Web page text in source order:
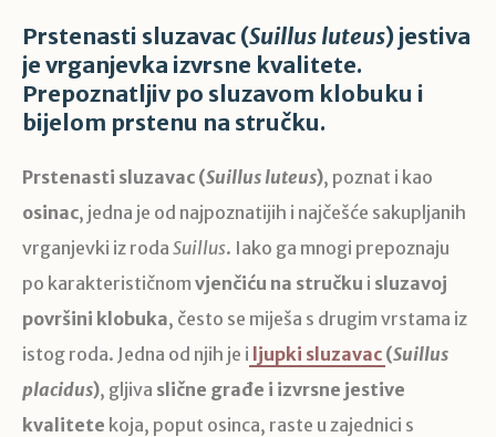
Prstenasti sluzavac (Suillus luteus) jestiva
je vrganjevka izvrsne kvalitete.
Prepoznatljiv po sluzavom klobuku i
bijelom prstenu na stručku.
Prstenasti sluzavac (Suillus luteus), poznat i kao
osinac, jedna je od najpoznatijih i najčešće sakupljanih
vrganjevki iz roda Suillus. Iako ga mnogi prepoznaju
po karakterističnom vjenčiću na stručku i sluzavoj
površini klobuka, često se miješa s drugim vrstama iz
istog roda. Jedna od njih je i ljupki sluzavac (Suillus
placidus), gljiva slične građe i izvrsne jestive
kvalitete koja, poput osinca, raste u zajednici s